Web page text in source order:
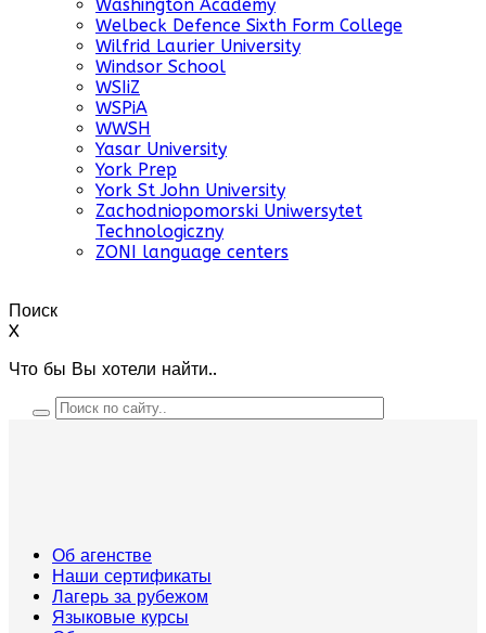
Washington Academy
Welbeck Defence Sixth Form College
Wilfrid Laurier University
Windsor School
WSIiZ
WSPiA
WWSH
Yasar University
York Prep
York St John University
Zachodniopomorski Uniwersytet
Technologiczny
ZONI language centers
Поиск
X
Что бы Вы хотели найти..
Об агенстве
Наши сертификаты
Лагерь за рубежом
Языковые курсы